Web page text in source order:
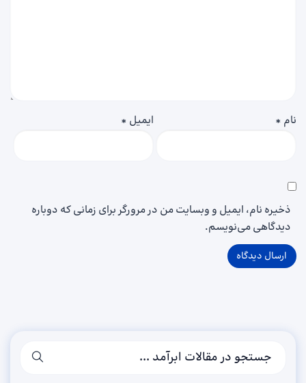
نام * ایمیل *
ذخیره نام، ایمیل و وبسایت من در مرورگر برای زمانی که دوباره
دیدگاهی می‌نویسم.